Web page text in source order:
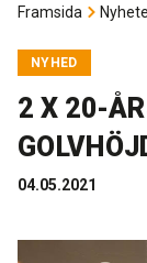
Slipsats
OM ALFIX
Om Alfix
NYHETER
Framsida
NYHED
2 X 20-
04.05.2021